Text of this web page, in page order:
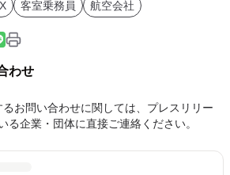
客室乗務員 航空会社
わせ
お問い合わせに関しては、プレスリリー
る企業・団体に直接ご連絡ください。